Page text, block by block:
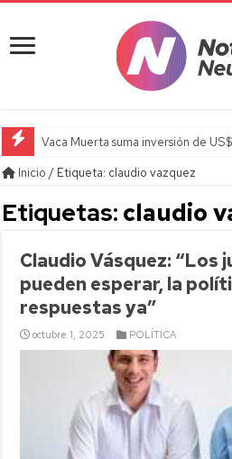
Vaca Muerta suma inversión de
Inicio / Etiqueta: claudio vazquez
Etiquetas: claudio
Claudio Vásquez: “Los
pueden esperar, la
respuestas ya”
octubre 1, 2025 POLÍTICA